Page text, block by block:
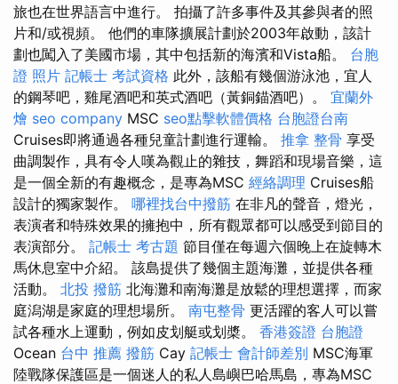
旅也在世界語言中進行。 拍攝了許多事件及其參與者的照
片和/或視頻。 他們的車隊擴展計劃於2003年啟動，該計
劃也闖入了美國市場，其中包括新的海濱和Vista船。 台胞
證 照片 記帳士 考試資格 此外，該船有幾個游泳池，宜人
的鋼琴吧，雞尾酒吧和英式酒吧（黃銅錨酒吧）。 宜蘭外
燴 seo company MSC seo點擊軟體價格 台胞證台南
Cruises即將通過各種兒童計劃進行運輸。 推拿 整骨 享受
曲調製作，具有令人嘆為觀止的雜技，舞蹈和現場音樂，這
是一個全新的有趣概念，是專為MSC 經絡調理 Cruises船
設計的獨家製作。 哪裡找台中撥筋 在非凡的聲音，燈光，
表演者和特殊效果的擁抱中，所有觀眾都可以感受到節目的
表演部分。 記帳士 考古題 節目僅在每週六個晚上在旋轉木
馬休息室中介紹。 該島提供了幾個主題海灘，並提供各種
活動。 北投 撥筋 北海灘和南海灘是放鬆的理想選擇，而家
庭潟湖是家庭的理想場所。 南屯整骨 更活躍的客人可以嘗
試各種水上運動，例如皮划艇或划槳。 香港簽證 台胞證
Ocean 台中 推薦 撥筋 Cay 記帳士 會計師差別 MSC海軍
陸戰隊保護區是一個迷人的私人島嶼巴哈馬島，專為MSC